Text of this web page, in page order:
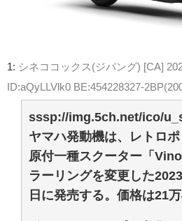
1: シネココックス(ジパング) [CA]
ID:aQyLLVlk0 BE:454228327-
sssp://img.5ch.net/ico/
ヤマハ発動機は、レトロ
原付一種スクーター「
ラーリングを変更した
日に発売する。価格は21万